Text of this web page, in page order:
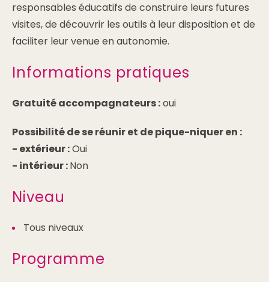
responsables éducatifs de construire leurs futures
visites, de découvrir les outils à leur disposition et de
faciliter leur venue en autonomie.
Informations pratiques
Gratuité accompagnateurs :oui
Possibilité de se réunir et de pique-niquer en :
- extérieur :Oui
- intérieur :Non
Niveau
Tous niveaux
Programme